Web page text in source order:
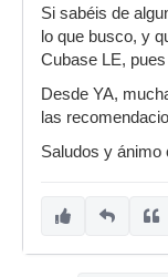
Si sabéis de
lo que busco, y
Cubase LE,
Desde YA,
las
Saludos y ánimo